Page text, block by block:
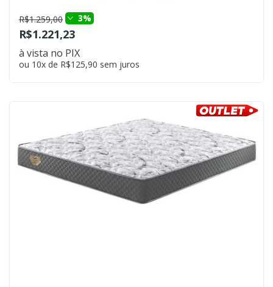
R$1.259,00 3%
R$1.221,23
à vista no PIX
ou 10x de R$125,90 sem juros